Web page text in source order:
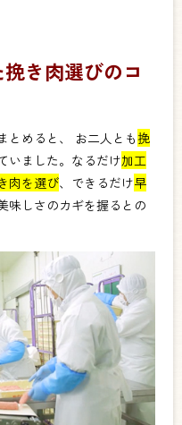
き肉選びのコ
とめると、 お二人とも挽
いました。なるだけ加工
肉を選び、できるだけ早
味しさのカギを握るとの